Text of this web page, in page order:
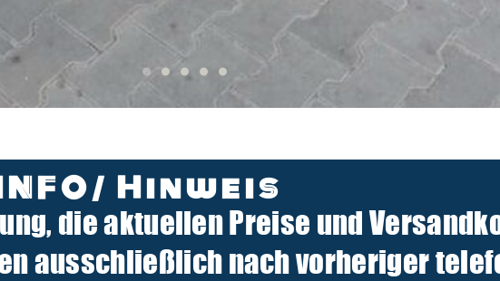
Hinweis
die aktuellen Preise und
ausschließlich nach vorheriger